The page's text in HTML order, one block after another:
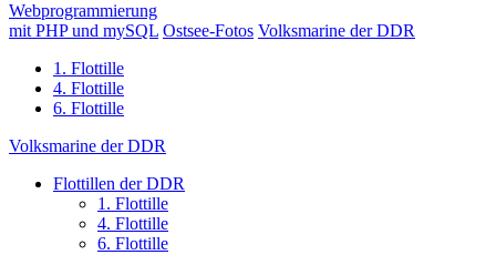
Webprogrammierung
mit PHP und mySQL Ostsee-Fotos Volksmarine der DDR
1. Flottille
4. Flottille
6. Flottille
Volksmarine der DDR
Flottillen der DDR
1. Flottille
4. Flottille
6. Flottille